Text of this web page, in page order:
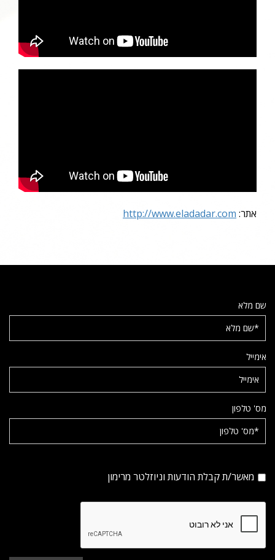
אתר: http://www.eladadar.com
שם מלא
אימייל
מס' טלפון
מאשר/ת קבלת הודעות וניוזלטר מרימון